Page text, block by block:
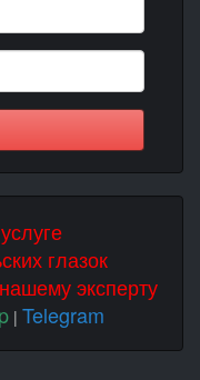
глазок
эксперту
| Telegram